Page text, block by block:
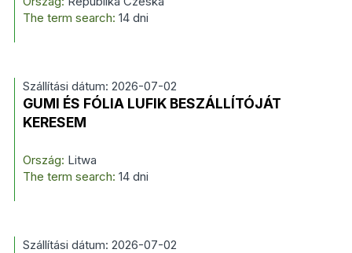
The term search: 14 dni
Szállítási dátum: 2026-07-02
GUMI ÉS FÓLIA LUFIK BESZÁLLÍTÓJÁT
KERESEM
Ország: Litwa
The term search: 14 dni
Szállítási dátum: 2026-07-02